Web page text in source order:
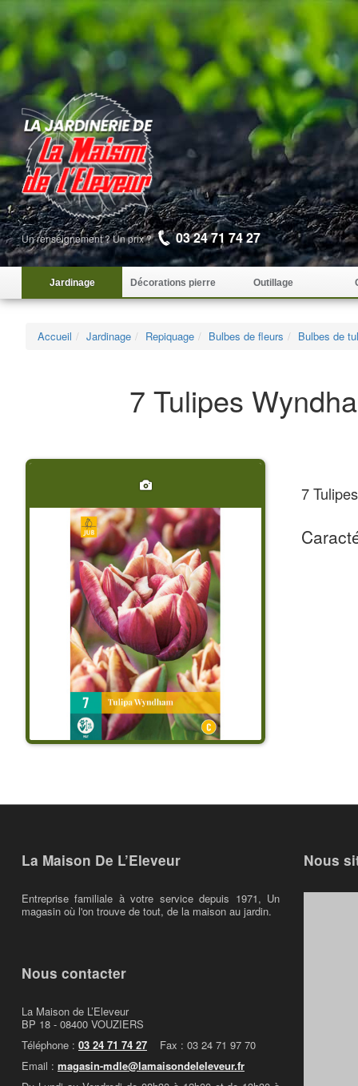
Un renseignement ? Un prix ? 03 24 71 74 27
Jardinage Décorations pierre Outillage
Accueil Jardinage Repiquage Bulbes de fleurs Bulbes de
7 Tulipes
7
La Maison De L’Eleveur
Entreprise familiale à votre service depuis 1971, Un
magasin où l'on trouve de tout, de la maison au jardin.
Nous contacter
La Maison de L’Eleveur
BP 18 - 08400 VOUZIERS
Téléphone : 03 24 71 74 27 Fax : 03 24 71 97 70
Email : magasin-mdle@lamaisondeleleveur.fr
Nous